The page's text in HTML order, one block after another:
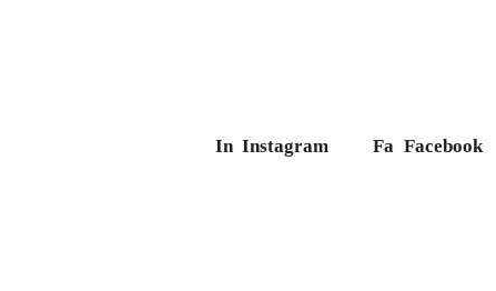
In Instagram Fa Facebook